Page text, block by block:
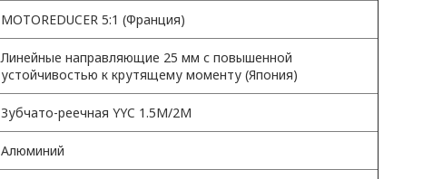
MOTOREDUCER 5:1 (Франция)
Линейные направляющие 25 мм с повышенной
устойчивостью к крутящему моменту (Япония)
Зубчато-реечная YYC 1.5M/2М
Алюминий